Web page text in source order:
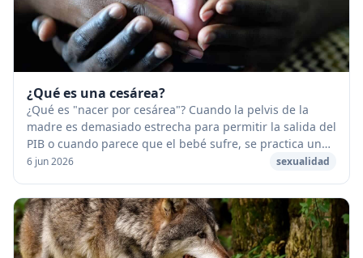
¿Qué es una cesárea?
¿Qué es "nacer por cesárea"? Cuando la pelvis de la
madre es demasiado estrecha para permitir la salida del
PIB o cuando parece que el bebé sufre, se practica una
cesárea. Esta es una operación quirúr...
6 jun 2026 sexualidad